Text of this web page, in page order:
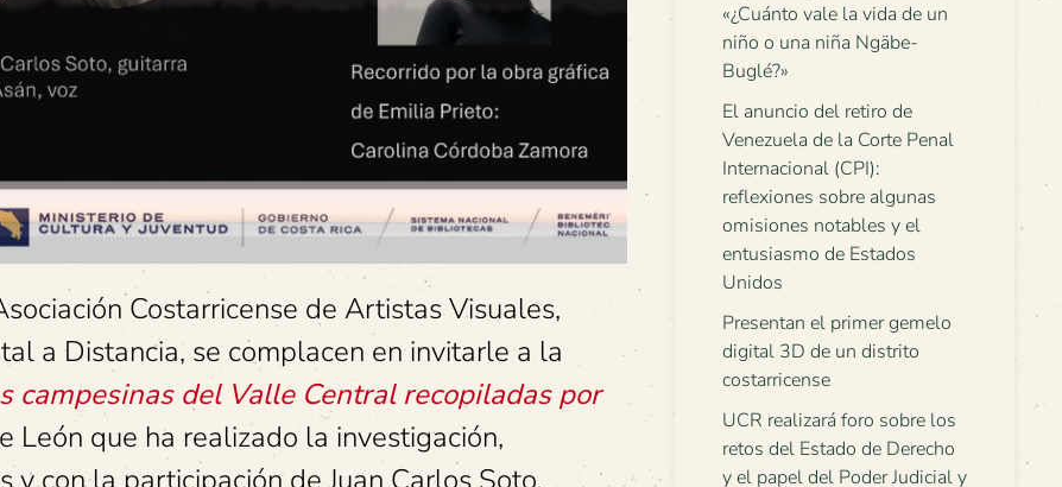
Costarricense de Artistas Visuales,
a Distancia, se complacen en invitarle a la
campesinas del Valle Central recopiladas por
León que ha realizado la investigación,
«¿Cuánto vale la vida de un
niño o una niña Ngäbe-
Buglé?»
El anuncio del retiro de
Venezuela de la Corte Penal
Internacional (CPI):
reflexiones sobre algunas
omisiones notables y el
entusiasmo de Estados
Unidos
Presentan el primer gemelo
digital 3D de un distrito
costarricense
UCR realizará foro sobre los
retos del Estado de Derecho
y el papel del Poder Judicial y